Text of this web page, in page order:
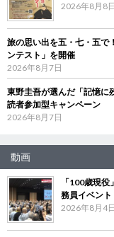
2026年8月8日
旅の思い出を五・七・五
ンテスト」を開催
2026年8月7日
東野圭吾が選んだ「記憶
読者参加型キャンペーン
2026年8月7日
動画
「100歳現
務員イベント
2026年8月4日